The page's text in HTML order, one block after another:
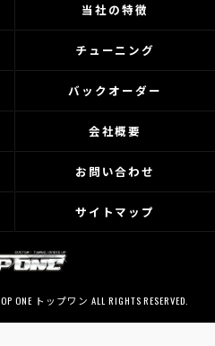
当社の特徴
チューニング
バックオーダー
会社概要
お問い合わせ
サイトマップ
トップワン ALL RIGHTS RESERVED.